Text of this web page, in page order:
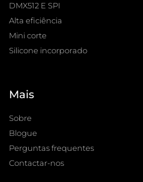
DMX512 E SPI
Alta eficiência
Mini corte
Silicone incorporado
Mais
Sobre
Blogue
Perguntas frequentes
Contactar-nos